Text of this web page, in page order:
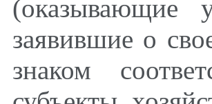
(оказывающие
заявившие о
знаком